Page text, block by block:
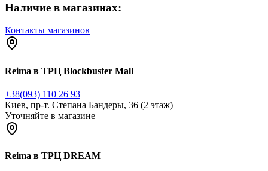
Наличие в магазинах:
Контакты магазинов
Reima в ТРЦ Blockbuster Mall
+38(093) 110 26 93
Киев, пр-т. Степана Бандеры, 36 (2 этаж)
Уточняйте в магазине
Reima в ТРЦ DREAM